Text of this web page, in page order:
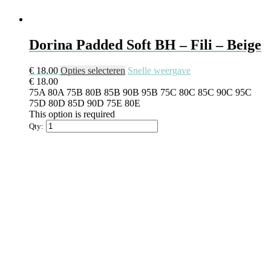
Dorina Padded Soft BH – Fili – Beige
€ 18.00 Opties selecteren Dit
heeft
meerdere
optie
Snelle weergave
€ 18.00
75A 80A 75B 80B 85B 90B 95B 75C 80C 85C 90C 95C
75D 80D 85D 90D 75E 80E
This option is required
Qty: